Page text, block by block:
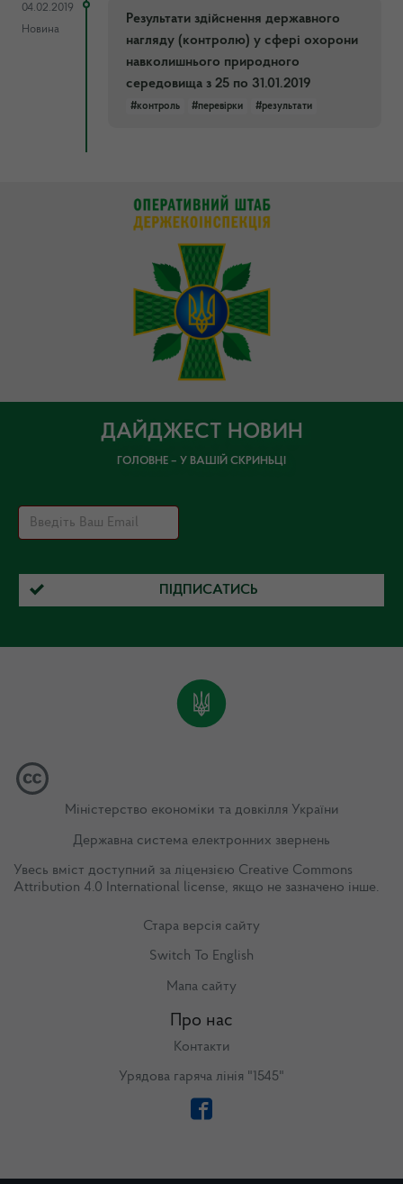
04.02.2019
Новина
Результати здійснення державного
нагляду (контролю) у сфері охорони
навколишнього природного
середовища з 25 по 31.01.2019
#контроль #перевірки #результати
ДАЙДЖЕСТ НОВИН
ГОЛОВНЕ – У ВАШІЙ СКРИНЬЦІ
ПІДПИСАТИСЬ
Міністерство економіки та довкілля України
Державна система електронних звернень
Увесь вміст доступний за ліцензією Creative Commons
Attribution 4.0 International license, якщо не зазначено інше.
Стара версія сайту
Switch To English
Мапа сайту
Про нас
Контакти
Урядова гаряча лінія "1545"